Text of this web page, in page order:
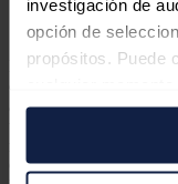
investigación de
opción de
propósitos. Puede
en el Menú de
Si lo permite,
motivos
Laproducción ,
autoridades del este
una disputa con su
reconoce la
Central, custodio de